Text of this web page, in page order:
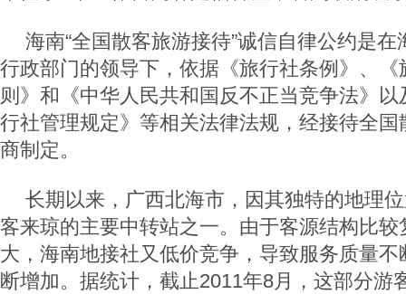
海南“全国散客旅游接待”诚信自律公约是
行政部门的领导下，依据《旅行社条例》、
则》和《中华人民共和国反不正当竞争法》
行社管理规定》等相关法律法规，经接待全
商制定。
长期以来，广西北海市，因其独特的地理
客来琼的主要中转站之一。由于客源结构比
大，海南地接社又低价竞争，导致服务质量
断增加。据统计，截止2011年8月，这部分游